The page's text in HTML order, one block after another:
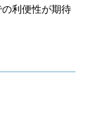
利便性が期待